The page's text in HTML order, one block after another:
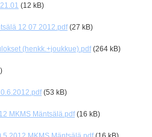
(12 kB)
12 07 2012.pdf (27 kB)
(henkk.+joukkue).pdf (264 kB)
(53 kB)
MKMS Mäntsälä.pdf (16 kB)